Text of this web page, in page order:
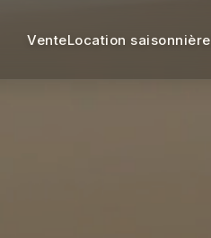
VenteLocation saisonnière